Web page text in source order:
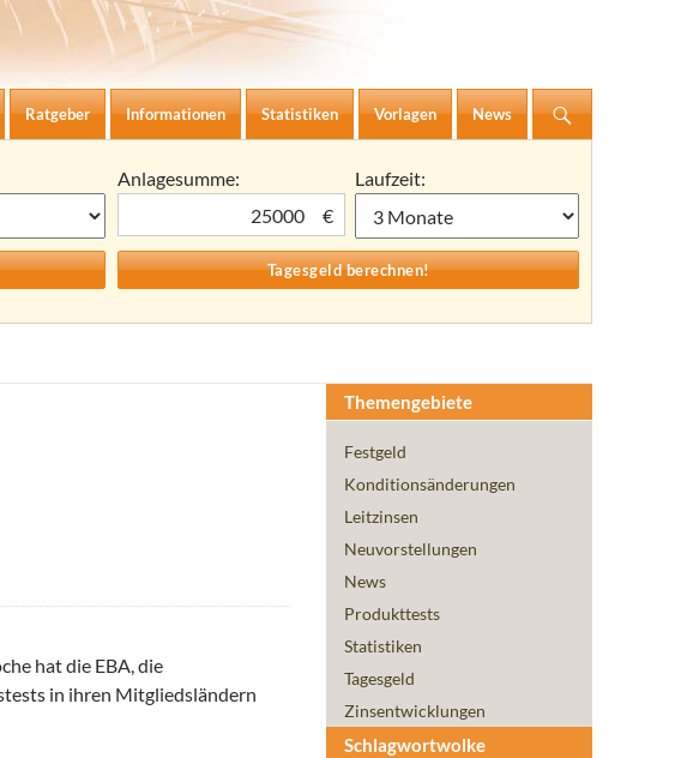
Ratgeber Informationen Statistiken Vorlagen News
Anlagesumme:
€
Laufzeit:
hat die EBA, die
in ihren Mitgliedsländern
Themengebiete
Festgeld
Konditionsänderungen
Leitzinsen
Neuvorstellungen
News
Produkttests
Statistiken
Tagesgeld
Zinsentwicklungen
Schlagwortwolke